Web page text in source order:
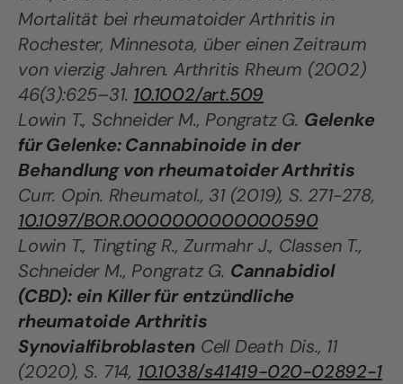
Mortalität bei rheumatoider Arthritis in
Rochester, Minnesota, über einen Zeitraum
von vierzig Jahren. Arthritis Rheum (2002)
46(3):625–31. 10.1002/art.509
Lowin T., Schneider M., Pongratz G. Gelenke
für Gelenke: Cannabinoide in der
Behandlung von rheumatoider Arthritis
Curr. Opin. Rheumatol., 31 (2019), S. 271-278,
10.1097/BOR.0000000000000590
Lowin T., Tingting R., Zurmahr J., Classen T.,
Schneider M., Pongratz G. Cannabidiol
(CBD): ein Killer für entzündliche
rheumatoide Arthritis
Synovialfibroblasten Cell Death Dis., 11
(2020), S. 714, 10.1038/s41419-020-02892-1